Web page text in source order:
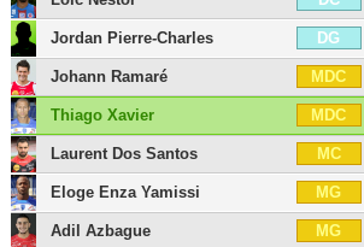
Jordan Pierre-Charles DG
Johann Ramaré MDC
Thiago Xavier MDC
Laurent Dos Santos MC
Eloge Enza Yamissi MG
Adil Azbague MG